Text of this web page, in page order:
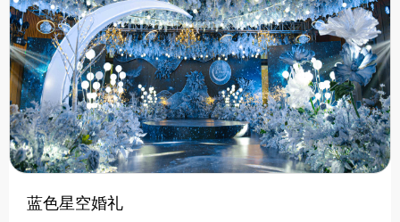
蓝色星空婚礼